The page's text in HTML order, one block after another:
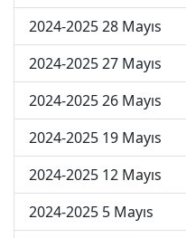
2024-2025 28 Mayıs
2024-2025 27 Mayıs
2024-2025 26 Mayıs
2024-2025 19 Mayıs
2024-2025 12 Mayıs
2024-2025 5 Mayıs